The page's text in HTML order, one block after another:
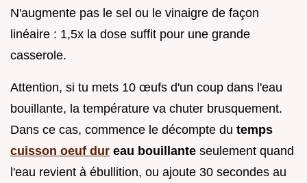
N'augmente pas le sel ou le vinaigre de façon
linéaire : 1,5x la dose suffit pour une grande
casserole.
Attention, si tu mets 10 œufs d'un coup dans l'eau
bouillante, la température va chuter brusquement.
Dans ce cas, commence le décompte du temps
cuisson oeuf dur eau bouillante seulement quand
l'eau revient à ébullition, ou ajoute 30 secondes au